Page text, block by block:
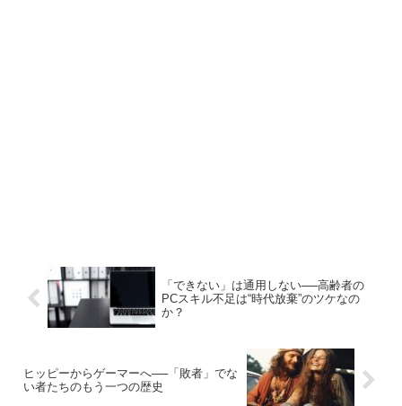
「できない」は通用しない──高齢者の
PCスキル不足は“時代放棄”のツケなの
か？
ヒッピーからゲーマーへ──「敗者」でな
い者たちのもう一つの歴史